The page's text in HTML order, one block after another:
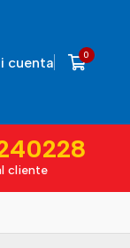
cuenta 0
cliente